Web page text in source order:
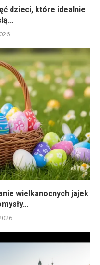
dzieci, które idealnie
wielkanocnych jajek